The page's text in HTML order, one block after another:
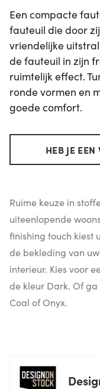
Een compacte
fauteuil die door
vriendelijke
de fauteuil in zijn
ruimtelijk effect.
ronde vormen en
goede comfort.
HEB JE
Ruime keuze in
uiteenlopende
finishing touch kiest
de bekleding van
interieur. Kies voor
de kleur Dark. Of
Coal of Onyx.